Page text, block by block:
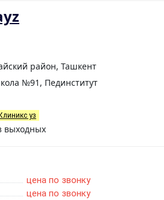
район, Ташкент
№91, Пединститут
уз
выходных
цена по звонку
цена по звонку